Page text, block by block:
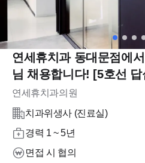
연세휴치과 동대문점에
님 채용합니다! [5호선
연세휴치과의원
치과위생사 (진료실)
경력 1 ~ 5년
면접 시 협의